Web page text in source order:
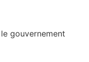
gouvernement